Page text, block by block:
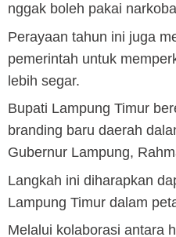
nggak boleh pakai
Perayaan tahun ini juga
pemerintah untuk
lebih segar.
Bupati Lampung Timur
branding baru daerah
Gubernur Lampung,
Langkah ini diharapkan
Lampung Timur dalam
Melalui kolaborasi antara